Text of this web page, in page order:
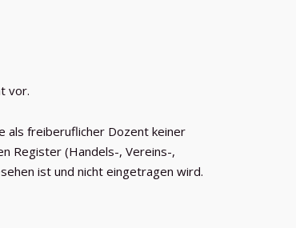
vor.
als freiberuflicher Dozent keiner
Register (Handels-, Vereins-,
ist und nicht eingetragen wird.